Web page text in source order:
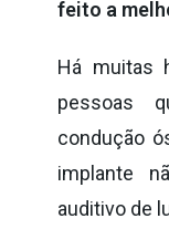
feito a
Há muitas
pessoas
condução
implante
auditivo de